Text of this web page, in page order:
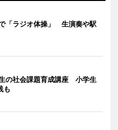
「ラジオ体操」 生演奏や駅
の社会課題育成講座 小学生
も